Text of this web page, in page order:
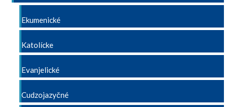
Ekumenické
Katolícke
Evanjelické
Cudzojazyčné